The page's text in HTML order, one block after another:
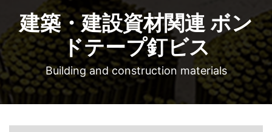
建築・建設資材関連 ボン
ドテープ釘ビス
Building and construction materials